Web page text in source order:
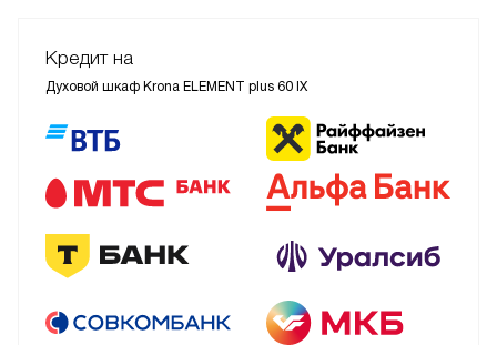
Кредит на
Духовой шкаф Krona ELEMENT plus 60 IX